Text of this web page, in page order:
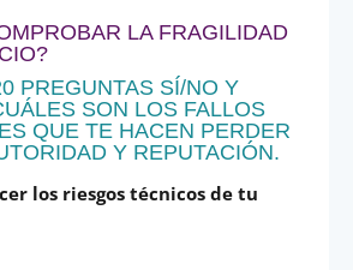
LA FRAGILIDAD
PREGUNTAS SÍ/NO Y
SON LOS FALLOS
QUE TE HACEN PERDER
Y REPUTACIÓN.
los riesgos técnicos de tu